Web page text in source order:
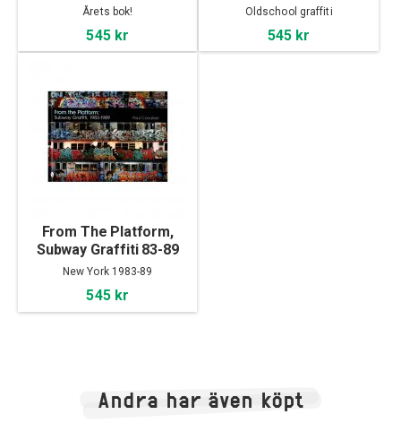
Årets bok!
545 kr
Oldschool graffiti
545 kr
From The Platform,
Subway Graffiti 83-89
New York 1983-89
545 kr
Andra har även köpt